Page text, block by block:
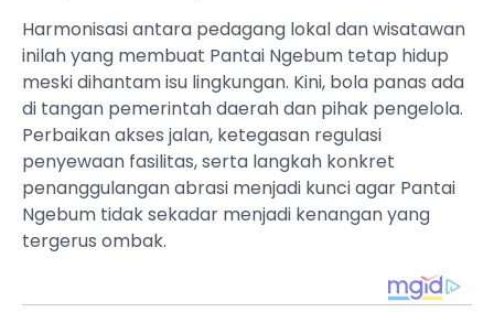
​Harmonisasi antara pedagang lokal dan wisatawan
inilah yang membuat Pantai Ngebum tetap hidup
meski dihantam isu lingkungan. Kini, bola panas ada
di tangan pemerintah daerah dan pihak pengelola.
Perbaikan akses jalan, ketegasan regulasi
penyewaan fasilitas, serta langkah konkret
penanggulangan abrasi menjadi kunci agar Pantai
Ngebum tidak sekadar menjadi kenangan yang
tergerus ombak.